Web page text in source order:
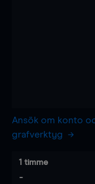
Ansök om konto
grafverktyg
1 timme
-